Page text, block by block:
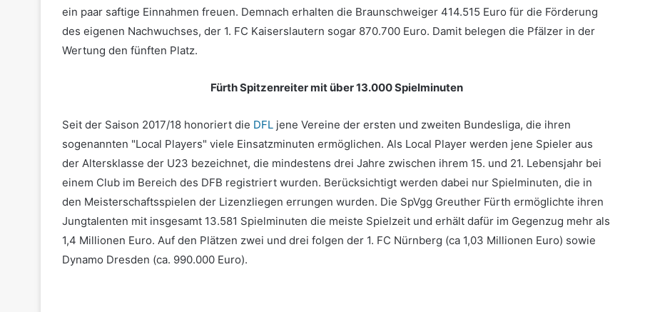
ein paar saftige Einnahmen freuen. Demnach erhalten die Braunschweiger 414.515 Euro für die Förderung
des eigenen Nachwuchses, der 1. FC Kaiserslautern sogar 870.700 Euro. Damit belegen die Pfälzer in der
Wertung den fünften Platz.
Fürth Spitzenreiter mit über 13.000 Spielminuten
Seit der Saison 2017/18 honoriert die DFL jene Vereine der ersten und zweiten Bundesliga, die ihren
sogenannten "Local Players" viele Einsatzminuten ermöglichen. Als Local Player werden jene Spieler aus
der Altersklasse der U23 bezeichnet, die mindestens drei Jahre zwischen ihrem 15. und 21. Lebensjahr bei
einem Club im Bereich des DFB registriert wurden. Berücksichtigt werden dabei nur Spielminuten, die in
den Meisterschaftsspielen der Lizenzliegen errungen wurden. Die SpVgg Greuther Fürth ermöglichte ihren
Jungtalenten mit insgesamt 13.581 Spielminuten die meiste Spielzeit und erhält dafür im Gegenzug mehr als
1,4 Millionen Euro. Auf den Plätzen zwei und drei folgen der 1. FC Nürnberg (ca 1,03 Millionen Euro) sowie
Dynamo Dresden (ca. 990.000 Euro).